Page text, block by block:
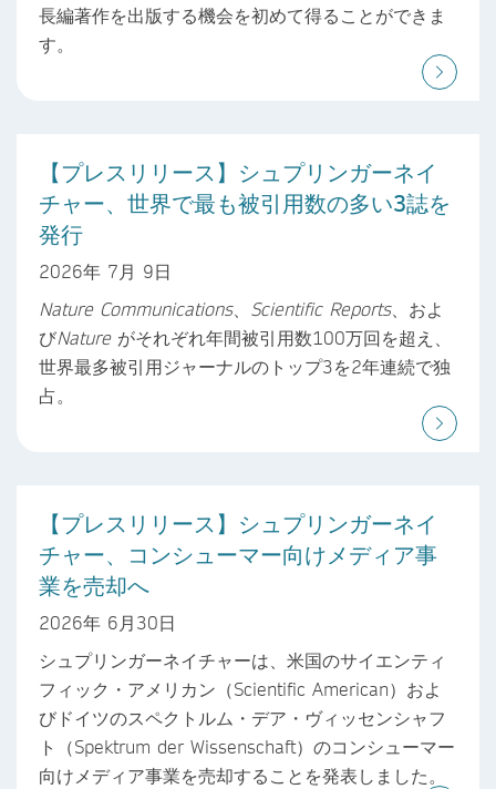
長編著作を出版する機会を初めて得ることができま
す。
【プレスリリース】シュプリンガーネイ
チャー、世界で最も被引用数の多い3誌を
発行
2026年 7月 9日
Nature Communications、 Scientific Reports、およ
びNatureがそれぞれ年間被引用数100万回を超え、
世界最多被引用ジャーナルのトップ3を2年連続で独
占。
【プレスリリース】シュプリンガーネイ
チャー、コンシューマー向けメディア事
業を売却へ
2026年 6月30日
シュプリンガーネイチャーは、米国のサイエンティ
フィック・アメリカン（Scientific American）およ
びドイツのスペクトルム・デア・ヴィッセンシャフ
ト（Spektrum der Wissenschaft）のコンシューマー
向けメディア事業を売却することを発表しました。